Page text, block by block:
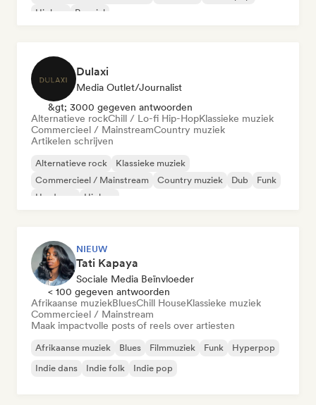
Hiphop
Popziel
Dulaxi
Media Outlet/Journalist
&gt; 3000 gegeven antwoorden
Alternatieve rockChill / Lo-fi Hip-HopKlassieke muziek
Commercieel / MainstreamCountry muziek
Artikelen schrijven
Alternatieve rock
Klassieke muziek
Commercieel / Mainstream
Country muziek Dub
Funk
Hardcore
Hiphop
NIEUW
Tati Kapaya
Sociale Media Beïnvloeder
< 100 gegeven antwoorden
Afrikaanse muziekBluesChill HouseKlassieke muziek
Commercieel / Mainstream
Maak impactvolle posts of reels over artiesten
Afrikaanse muziek Blues Filmmuziek Funk
Hyperpop
Indie dans
Indie folk Indie pop